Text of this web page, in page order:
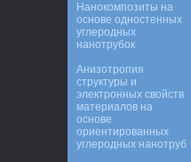
Нанокомпозиты на
основе одностенных
углеродных
нанотрубок
Анизотропия
структуры и
электронных свойств
материалов на
основе
ориентированных
углеродных нанотруб